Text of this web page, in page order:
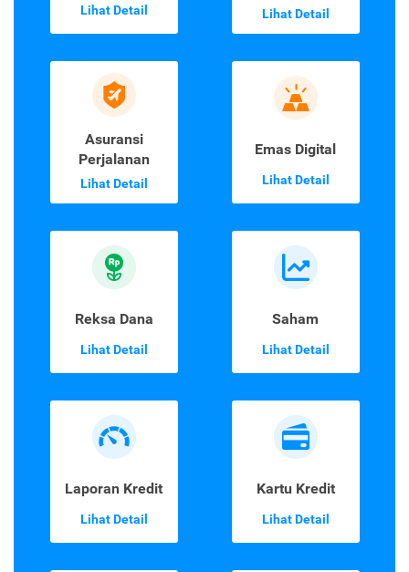
Lihat Detail Lihat Detail
Asuransi
Perjalanan
Lihat Detail
Emas Digital
Lihat Detail
Reksa Dana
Lihat Detail
Saham
Lihat Detail
Laporan Kredit
Lihat Detail
Kartu Kredit
Lihat Detail